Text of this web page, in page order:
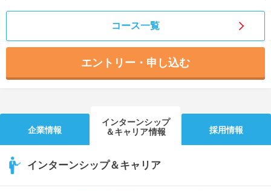
コース一覧
エントリー・申し込む
企業情報
インターンシップ
＆キャリア情報
採用情報
インターンシップ＆キャリア